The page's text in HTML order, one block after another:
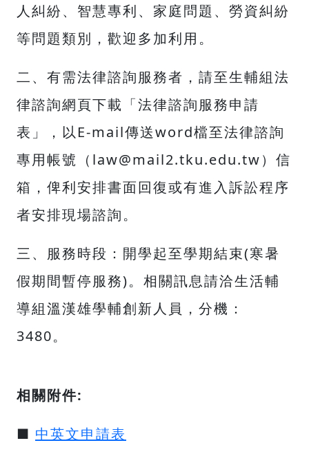
人糾紛、智慧專利、家庭問題、勞資糾紛
等問題類別，歡迎多加利用。
二、有需法律諮詢服務者，請至生輔組法
律諮詢網頁下載「法律諮詢服務申請
表」，以E-mail傳送word檔至法律諮詢
專用帳號（ law@mail2.tku.edu.tw）信
箱，俾利安排書面回復或有進入訴訟程序
者安排現場諮詢。
三、服務時段：開學起至學期結束(寒暑
假期間暫停服務)。相關訊息請洽生活輔
導組溫漢雄學輔創新人員，分機：
3480。
相關附件:
■ 中英文申請表